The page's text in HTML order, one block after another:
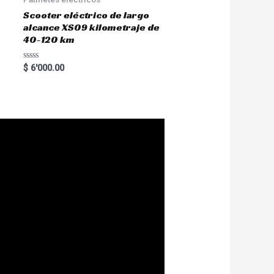
Scooter eléctrico de largo
alcance XS09 kilometraje de
40-120 km
R
a
$6'000.00